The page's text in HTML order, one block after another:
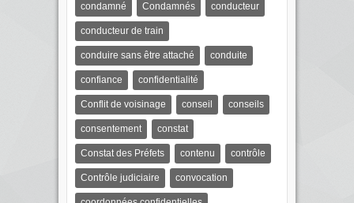
condamné Condamnés conducteur
conducteur de train
conduire sans être attaché conduite
confiance confidentialité
Conflit de voisinage conseil conseils
consentement constat
Constat des Préfets contenu contrôle
Contrôle judiciaire convocation